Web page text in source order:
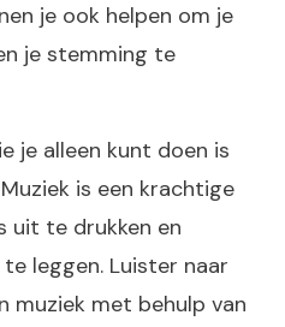
je ook helpen om je
je stemming te
je alleen kunt doen is
is een krachtige
uit te drukken en
leggen. Luister naar
muziek met behulp van